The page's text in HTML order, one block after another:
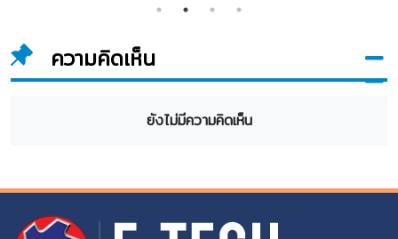
LINGBI WANG และ
แสน อาจารย์ สถาบัน
ภาษา อาจารย์แผนก
วิทยาลัยอี.เทค
มิเตอร์ โดย อาจารย์
ทรอนิกส์ วิทยาลัย
ความคิดเห็น
ยังไม่มีความคิดเห็น